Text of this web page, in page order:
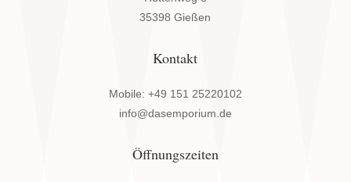
35398 Gießen
Kontakt
Mobile: +49 151 25220102
info@dasemporium.de
Öffnungszeiten